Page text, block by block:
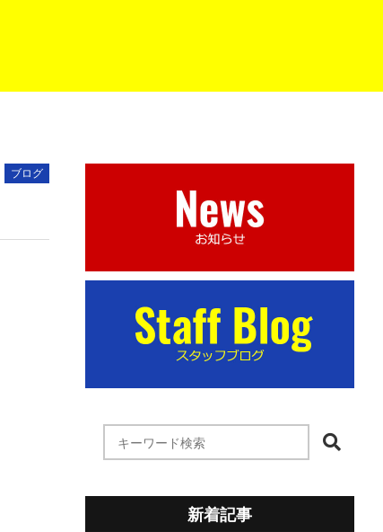
ブログ
新着記事